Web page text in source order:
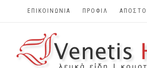
ΕΠΙΚΟΙΝΩΝΊΑ ΠΡΟΦΊΛ